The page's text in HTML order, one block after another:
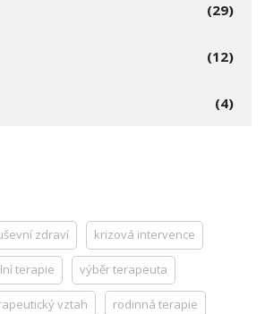
(29)
(12)
(4)
zdraví krizová intervence
terapie výběr terapeuta
vztah rodinná terapie